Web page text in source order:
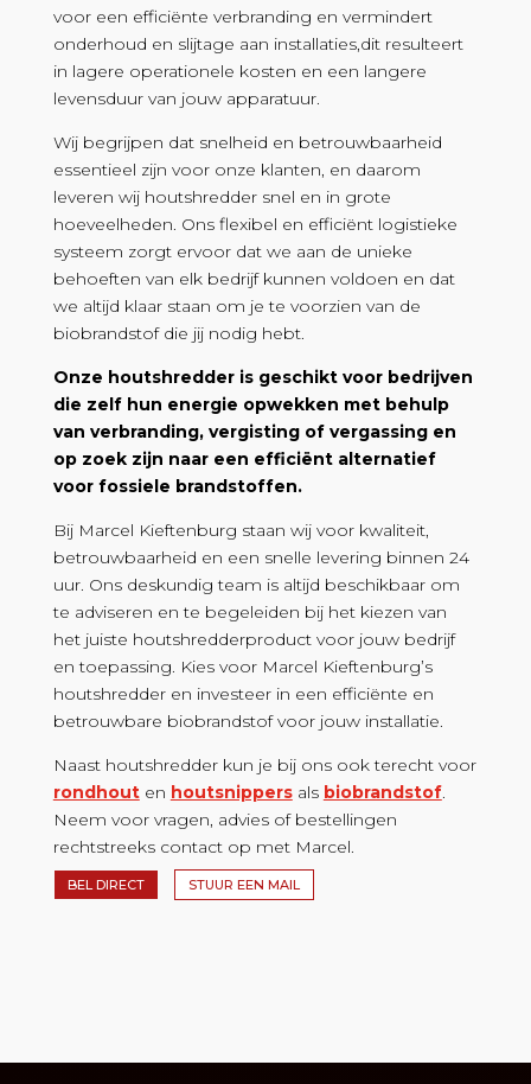
voor een efficiënte verbranding en vermindert
onderhoud en slijtage aan installaties,dit resulteert
in lagere operationele kosten en een langere
levensduur van jouw apparatuur.
Wij begrijpen dat snelheid en betrouwbaarheid
essentieel zijn voor onze klanten, en daarom
leveren wij houtshredder snel en in grote
hoeveelheden. Ons flexibel en efficiënt logistieke
systeem zorgt ervoor dat we aan de unieke
behoeften van elk bedrijf kunnen voldoen en dat
we altijd klaar staan om je te voorzien van de
biobrandstof die jij nodig hebt.
Onze houtshredder is geschikt voor bedrijven
die zelf hun energie opwekken met behulp
van verbranding, vergisting of vergassing en
op zoek zijn naar een efficiënt alternatief
voor fossiele brandstoffen.
Bij Marcel Kieftenburg staan wij voor kwaliteit,
betrouwbaarheid en een snelle levering binnen 24
uur. Ons deskundig team is altijd beschikbaar om
te adviseren en te begeleiden bij het kiezen van
het juiste houtshredderproduct voor jouw bedrijf
en toepassing. Kies voor Marcel Kieftenburg’s
houtshredder en investeer in een efficiënte en
betrouwbare biobrandstof voor jouw installatie.
Naast houtshredder kun je bij ons ook terecht voor
rondhouten houtsnippersals biobrandstof.
Neem voor vragen, advies of bestellingen
rechtstreeks contact op met Marcel.
BEL DIRECT STUUR EEN MAIL